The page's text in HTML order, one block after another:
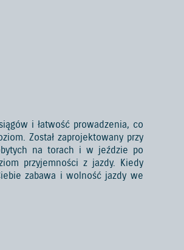
i łatwość prowadzenia, co
Został zaprojektowany przy
na torach i w jeździe po
przyjemności z jazdy. Kiedy
zabawa i wolność jazdy we